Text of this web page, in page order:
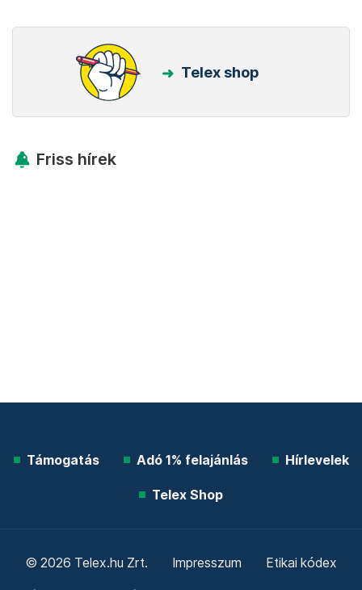
Telex shop
Friss hírek
Támogatás Adó 1% felajánlás Hírlevelek
Telex Shop
© 2026 Telex.hu Zrt. Impresszum Etikai kódex